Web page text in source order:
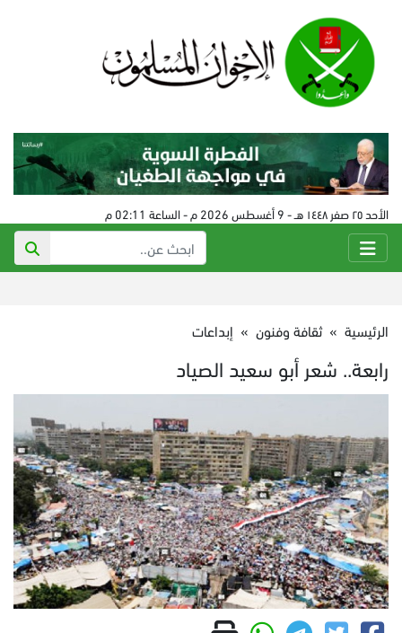
الأحد ٢٥ صفر ١٤٤٨ هـ - 9 أغسطس 2026 م - الساعة 02:11 م
الرئيسية » ثقافة وفنون » إبداعات
رابعة.. شعر أبو سعيد الصياد